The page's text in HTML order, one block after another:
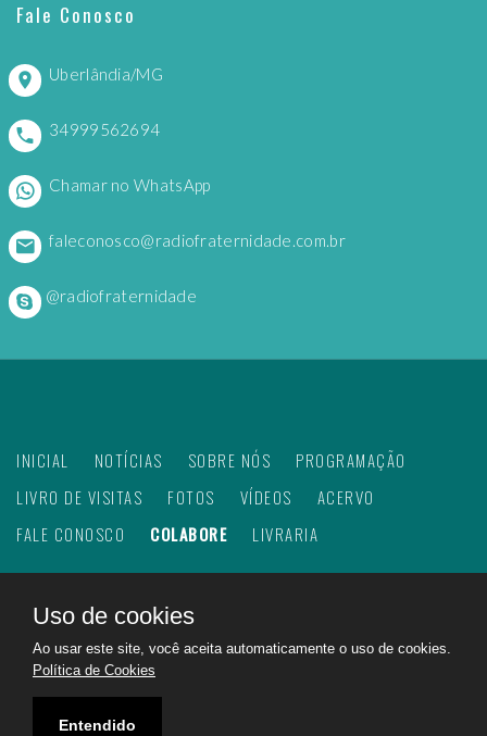
Fale Conosco
Uberlândia/MG
34999562694
Chamar no WhatsApp
faleconosco@radiofraternidade.com.br
@radiofraternidade
INICIAL NOTÍCIAS SOBRE NÓS
PROGRAMAÇÃO
LIVRO DE VISITAS
FOTOS VÍDEOS
ACERVO
FALE CONOSCO
COLABORE LIVRARIA
2026Web Rádio Fraternidade. Todos os direitos
reservados.
Feito com
no Brasil para todo o mundo!
Rádio Fraternidade a emissora do bem na internet.
Ajudando a construir um mundo melhor!
Uso de cookies
Ao usar este site, você aceita automaticamente o uso de cookies.
Política de Cookies
Entendido